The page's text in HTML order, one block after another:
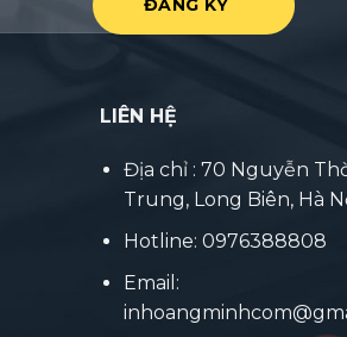
LIÊN HỆ
Địa chỉ : 70 Nguyễn
Trung, Long Biên, Hà
Hotline: 0976388808
Email: